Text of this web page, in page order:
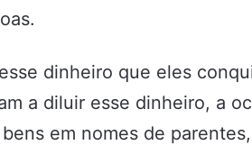
dinheiro que eles
a diluir esse dinheiro, a
em nomes de